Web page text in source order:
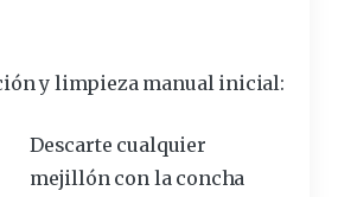
y limpieza manual inicial:
Descarte cualquier
mejillón con la concha